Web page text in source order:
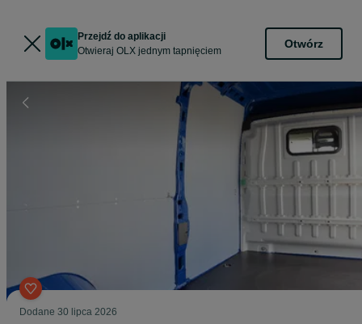
Przejdź do aplikacji
Otwieraj OLX jednym tapnięciem
Otwórz
Dodane 30 lipca 2026